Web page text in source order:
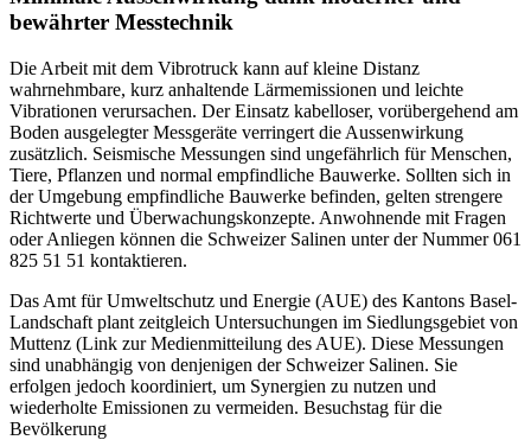
bewährter Messtechnik
Die Arbeit mit dem Vibrotruck kann auf kleine Distanz
wahrnehmbare, kurz anhaltende Lärmemissionen und leichte
Vibrationen verursachen. Der Einsatz kabelloser, vorübergehend am
Boden ausgelegter Messgeräte verringert die Aussenwirkung
zusätzlich. Seismische Messungen sind ungefährlich für Menschen,
Tiere, Pflanzen und normal empfindliche Bauwerke. Sollten sich in
der Umgebung empfindliche Bauwerke befinden, gelten strengere
Richtwerte und Überwachungskonzepte. Anwohnende mit Fragen
oder Anliegen können die Schweizer Salinen unter der Nummer 061
825 51 51 kontaktieren.
Das Amt für Umweltschutz und Energie (AUE) des Kantons Basel-
Landschaft plant zeitgleich Untersuchungen im Siedlungsgebiet von
Muttenz (Link zur Medienmitteilung des AUE). Diese Messungen
sind unabhängig von denjenigen der Schweizer Salinen. Sie
erfolgen jedoch koordiniert, um Synergien zu nutzen und
wiederholte Emissionen zu vermeiden. Besuchstag für die
Bevölkerung